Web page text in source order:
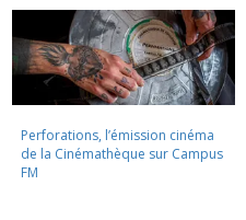
Perforations, l’émission cinéma
de la Cinémathèque sur Campus
FM